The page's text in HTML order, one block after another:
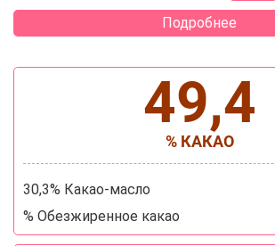
Подробнее
49,4
% КАКАО
30,3% Какао-масло
% Обезжиренное какао